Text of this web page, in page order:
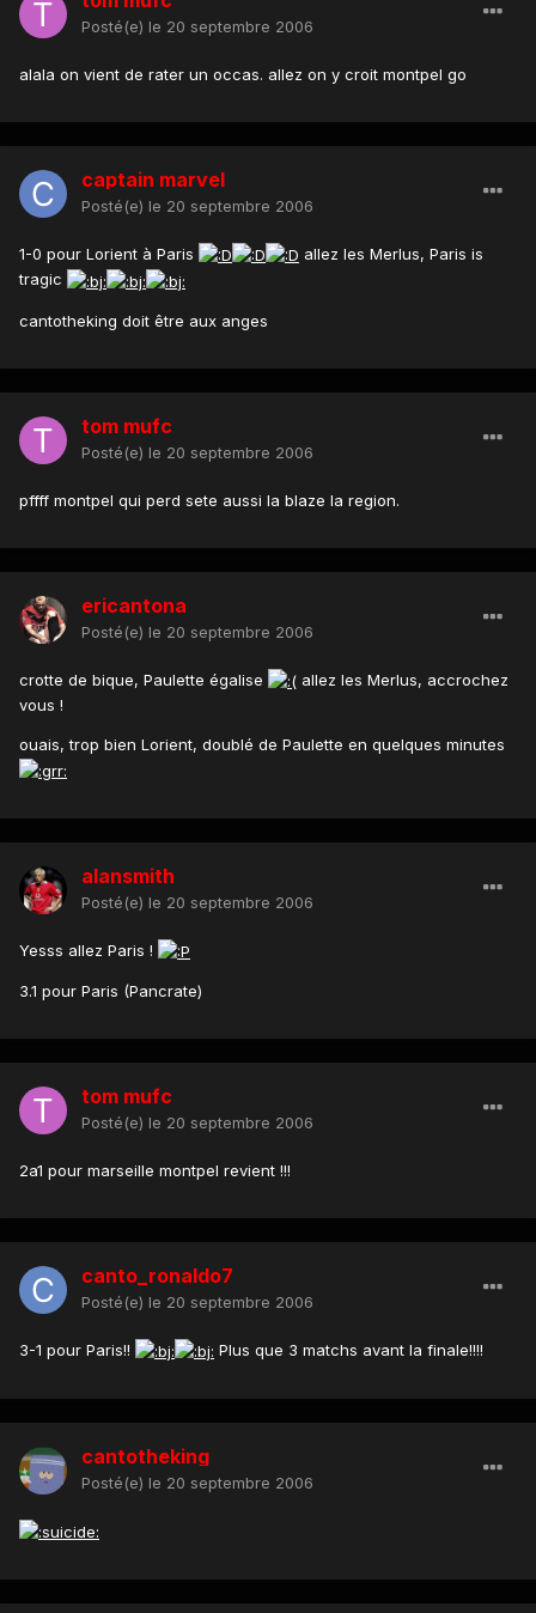
Posté(e) le 20 septembre 2006
alala on vient de rater un occas. allez on y croit montpel go
captain marvel
Posté(e) le 20 septembre 2006
1-0 pour Lorient à Paris
allez les Merlus, Paris is
tragic
cantotheking doit être aux anges
tom mufc
Posté(e) le 20 septembre 2006
pffff montpel qui perd sete aussi la blaze la region.
ericantona
Posté(e) le 20 septembre 2006
crotte de bique, Paulette égalise
allez les Merlus, accrochez
vous !
ouais, trop bien Lorient, doublé de Paulette en quelques minutes
alansmith
Posté(e) le 20 septembre 2006
Yesss allez Paris !
3.1 pour Paris (Pancrate)
tom mufc
Posté(e) le 20 septembre 2006
2a1 pour marseille montpel revient !!!
canto_ronaldo7
Posté(e) le 20 septembre 2006
3-1 pour Paris!! Plus que 3 matchs avant la finale!!!!
cantotheking
Posté(e) le 20 septembre 2006